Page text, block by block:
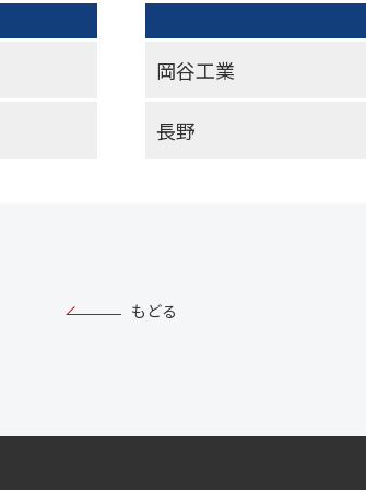
岡谷工業
長野
もどる